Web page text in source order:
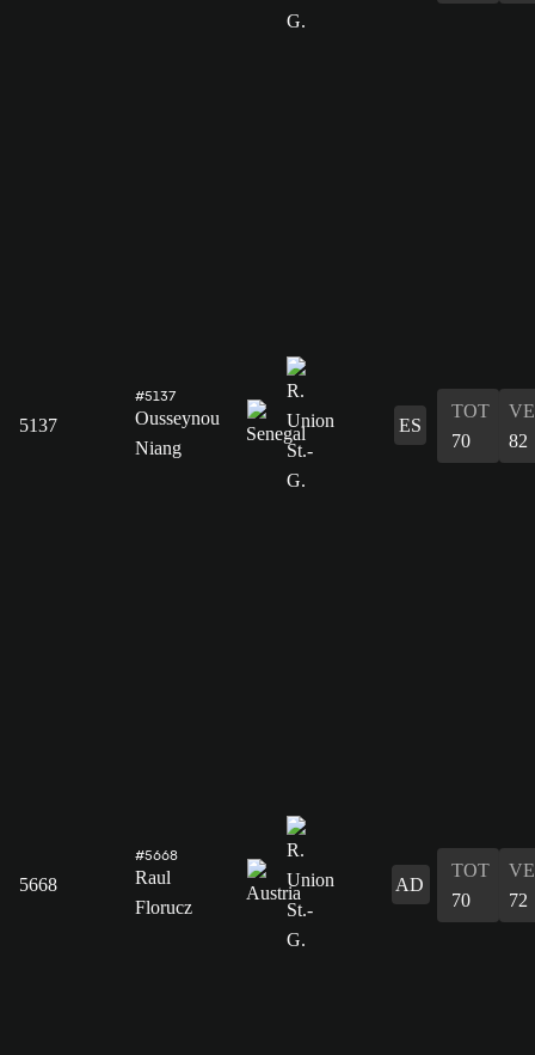
5137
#5137
Ousseynou
Niang
ES
TOT
70
82
5668
#5668
Raul
Florucz
AD
TOT
70
72